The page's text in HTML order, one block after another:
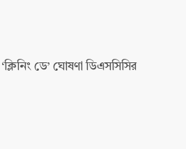
ডে’ ঘোষণা ডিএসসিসির